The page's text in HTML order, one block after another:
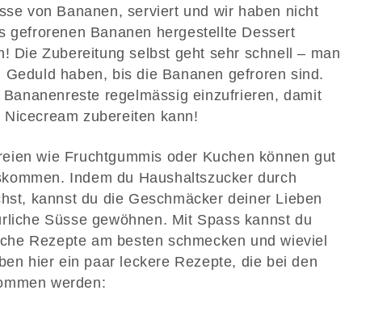
von Bananen, serviert und wir haben nicht
gefrorenen Bananen hergestellte Dessert
Die Zubereitung selbst geht sehr schnell – man
haben, bis die Bananen gefroren sind.
regelmässig einzufrieren, damit
zubereiten kann!
wie Fruchtgummis oder Kuchen können gut
Indem du Haushaltszucker durch
kannst du die Geschmäcker deiner Lieben
Süsse gewöhnen. Mit Spass kannst du
Rezepte am besten schmecken und wieviel
hier ein paar leckere Rezepte, die bei den
werden: